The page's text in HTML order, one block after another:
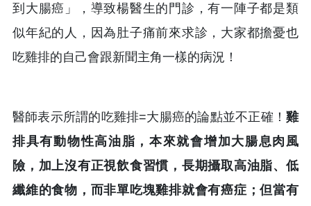
到大腸癌」，導致楊醫生的門診，有一陣子都是類
似年紀的人，因為肚子痛前來求診，大家都擔憂也
吃雞排的自己會跟新聞主角一樣的病況！
醫師表示所謂的吃雞排=大腸癌的論點並不正確！ 雞
排具有動物性高油脂，本來就會增加大腸息肉風
險，加上沒有正視飲食習慣，長期攝取高油脂、低
纖維的食物，而非單吃塊雞排就會有癌症；但當有